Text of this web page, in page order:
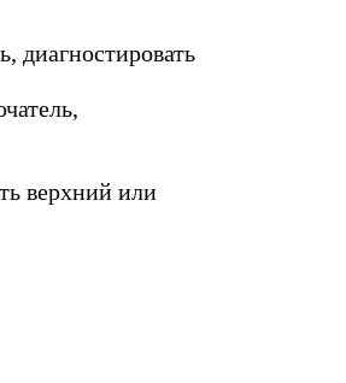
диагностировать
верхний или